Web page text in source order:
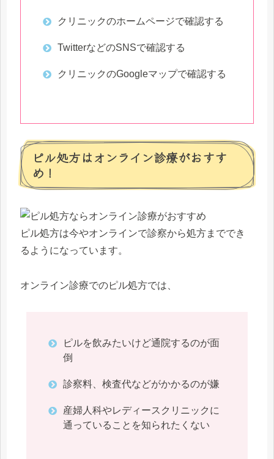
クリニックのホームページで確認する
TwitterなどのSNSで確認する
クリニックのGoogleマップで確認する
ピル処方はオンライン診療がおすす
め！
ピル処方は今やオンラインで診察から処方まででき
るようになっています。
オンライン診療でのピル処方では、
ピルを飲みたいけど通院するのが面
倒
診察料、検査代などがかかるのが嫌
産婦人科やレディースクリニックに
通っていることを知られたくない